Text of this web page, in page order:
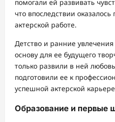
помогали ей развивать
что впоследствии
актерской работе.
Детство и ранние
основу для ее будущего
только развили в ней
подготовили ее к
успешной актерской
Образование и первые